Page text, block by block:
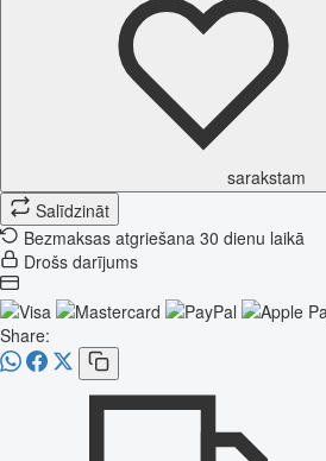
sarakstam
Salīdzināt
Bezmaksas atgriešana 30 dienu laikā
Drošs darījums
Share: